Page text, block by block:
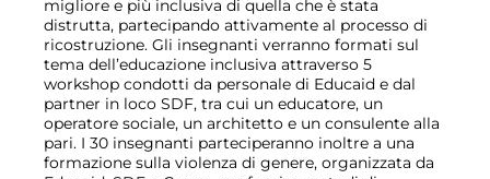
migliore e più inclusiva di quella che è stata
distrutta, partecipando attivamente al processo di
ricostruzione. Gli insegnanti verranno formati sul
tema dell’educazione inclusiva attraverso 5
workshop condotti da personale di Educaid e dal
partner in loco SDF, tra cui un educatore, un
operatore sociale, un architetto e un consulente alla
pari. I 30 insegnanti parteciperanno inoltre a una
formazione sulla violenza di genere, organizzata da